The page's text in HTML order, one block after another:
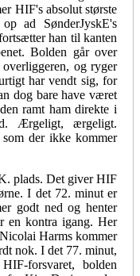
HIF's absolut største
ad SønderJyskE's
han til kanten
Bolden går over
overliggeren, og ryger
har vendt sig, for
dog bare have været
ramt ham direkte i
Ærgeligt, ærgeligt.
der ikke kommer
plads. Det giver HIF
I det 72. minut er
godt ned og henter
en kontra igang. Her
Harms kommer
nok. I det 77. minut,
forsvaret, bolden